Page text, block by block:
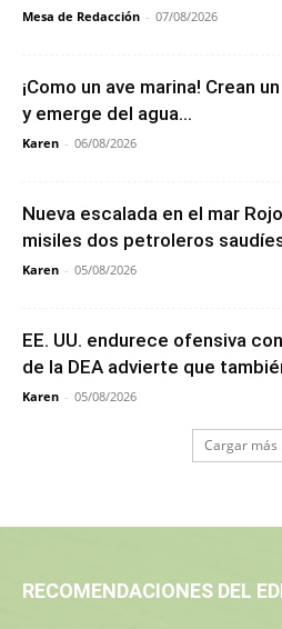
Mesa de Redacción - 07/08/2026
¡Como un ave marina! Crean
y emerge del agua...
Karen - 06/08/2026
Nueva escalada en el mar
misiles dos petroleros
Karen - 05/08/2026
EE. UU. endurece ofensiva
de la DEA advierte que
Karen - 05/08/2026
Cargar más
RECOMENDACIONES DEL